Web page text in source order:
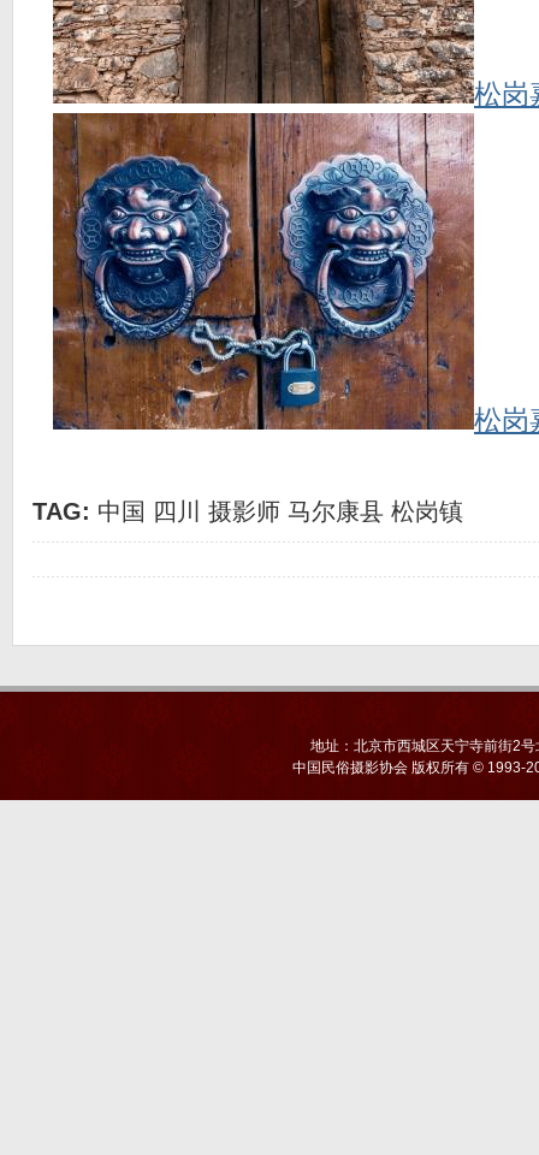
松岗
松岗
TAG: 中国 四川 摄影师 马尔康县 松岗镇
地址：北京市西城区天宁寺前街2
中国民俗摄影协会 版权所有 © 1993-